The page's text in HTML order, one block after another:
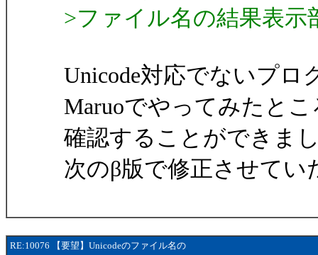
>ファイル名の結果表
Unicode対応でないプロ
Maruoでやってみたとこ
確認することができま
次のβ版で修正させてい
RE:10076 【要望】Unicodeのファイル名の